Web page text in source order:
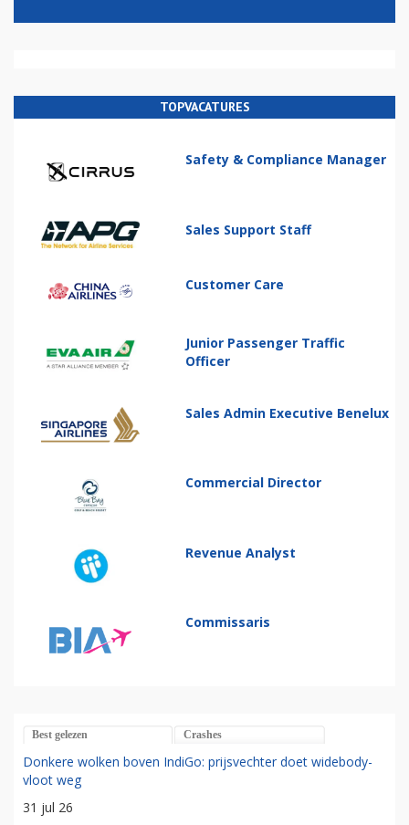
TOPVACATURES
Safety & Compliance Manager
Sales Support Staff
Customer Care
Junior Passenger Traffic
Officer
Sales Admin Executive Benelux
Commercial Director
Revenue Analyst
Commissaris
Best gelezen Crashes
Donkere wolken boven IndiGo: prijsvechter doet widebody-
vloot weg
31 jul 26